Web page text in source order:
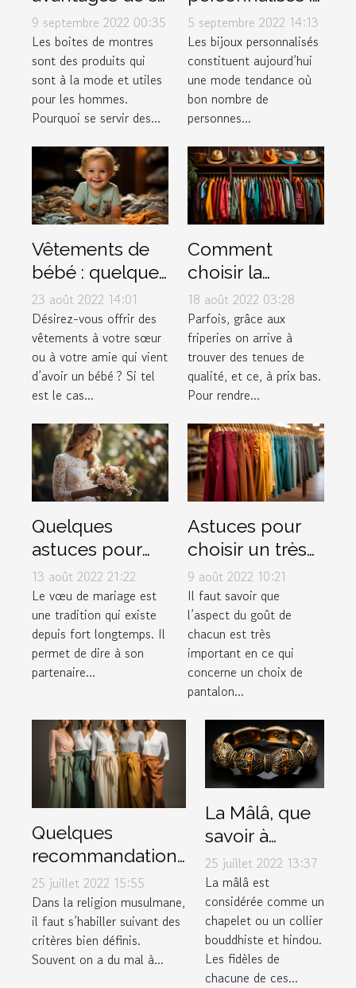
procurer les
différentes
boites de
montres à la
mode ?
9 septembre 2022 00:35
Les boites de montres
sont des produits qui
sont à la mode et utiles
pour les hommes.
Pourquoi se servir des...
une mode en
expansion
5 septembre 2022 14:13
Les bijoux personnalisés
constituent aujourd’hui
une mode tendance où
bon nombre de
personnes...
Vêtements de
bébé : quelques
conseils pour
faire de bon
choix
23 août 2022 14:01
Désirez-vous offrir des
vêtements à votre sœur
ou à votre amie qui vient
d’avoir un bébé ? Si tel
est le cas...
Comment
choisir la
meilleure
friperie en ligne
?
18 août 2022 03:28
Parfois, grâce aux
friperies on arrive à
trouver des tenues de
qualité, et ce, à prix bas.
Pour rendre...
Quelques
astuces pour
rédiger
facilement ses
vœux de
mariage
13 août 2022 21:22
Le vœu de mariage est
une tradition qui existe
depuis fort longtemps. Il
permet de dire à son
partenaire...
Astuces pour
choisir un très
bon pantalon
musulman
9 août 2022 10:21
Il faut savoir que
l’aspect du goût de
chacun est très
important en ce qui
concerne un choix de
pantalon...
Quelques
recommandations
pour choisir un
bon pantalon
musulman
25 juillet 2022 15:55
Dans la religion musulmane,
il faut s’habiller suivant des
critères bien définis.
Souvent on a du mal à...
La Mâlâ, que
savoir à
propos de ce
bracelet
spécial ?
25 juillet 2022 13:37
La mâlâ est
considérée comme un
chapelet ou un collier
bouddhiste et hindou.
Les fidèles de
chacune de ces...